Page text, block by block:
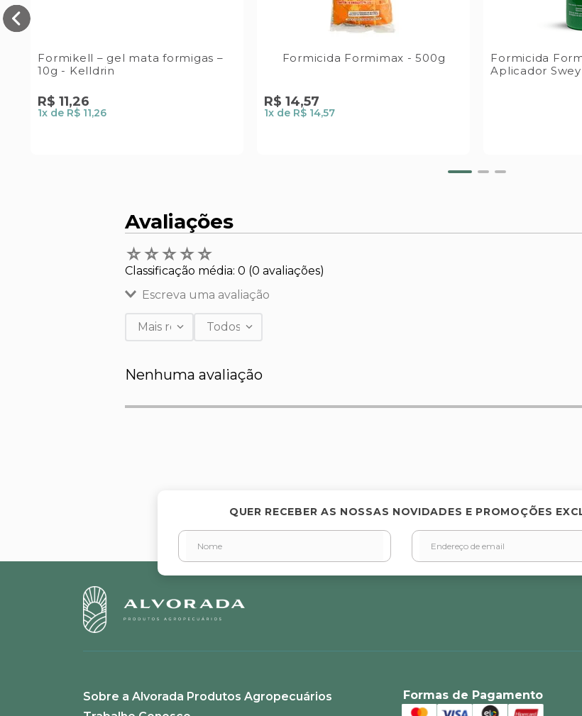
Formikell – gel mata formigas –
10g - Kelldrin
R$ 11,26
1x de R$ 11,26
Formicida Formimax - 500g
R$ 14,57
1x de R$ 14,57
Formicida
Aplicador
Avaliações
☆☆☆☆☆
Classificação média: 0 (0 avaliações)
Escreva uma avaliação
Título
Endereço de email
Escreva uma avaliação
ENVIAR AVALIAÇÃO
Mais recentesTodos
Nenhuma avaliação
QUER RECEBER AS NOSSAS NOVIDADES E PROMOÇÕES
Sobre a Alvorada Produtos Agropecuários
Formas de Pagamento